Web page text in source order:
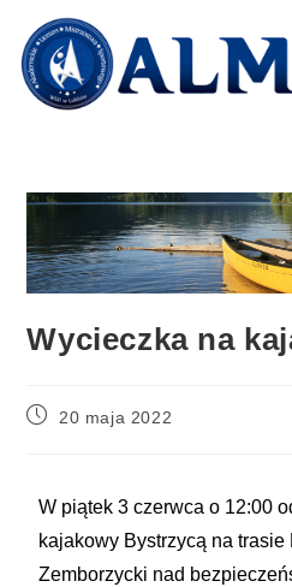
treści
Wycieczka na
20 maja 2022
W piątek 3 czerwca o 12:00
kajakowy Bystrzycą na
Zemborzycki nad